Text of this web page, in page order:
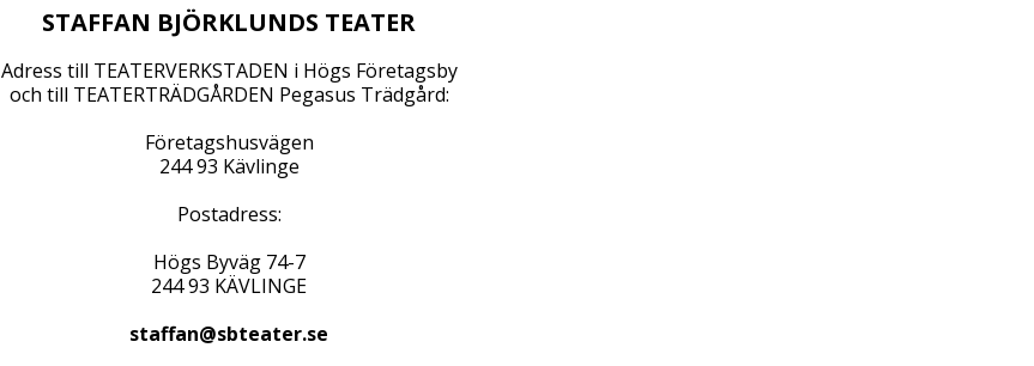
STAFFAN BJÖRKLUNDS TEATER
Adress till TEATERVERKSTADEN i Högs Företagsby
och till TEATERTRÄDGÅRDEN Pegasus Trädgård:
Företagshusvägen
244 93 Kävlinge
Postadress:
Högs Byväg 74-7
244 93 KÄVLINGE
staffan@sbteater.se